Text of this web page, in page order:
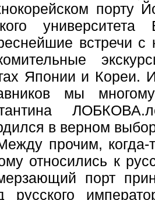
порту
встречи с
Японии и Кореи.
мы
в верном
прочим, когда-
относились к
порт
русского